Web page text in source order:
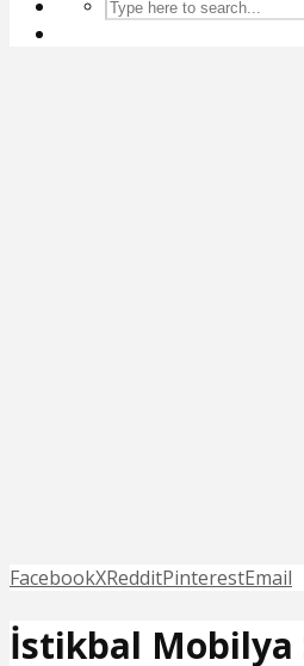
FacebookXRedditPinterestEmail
İstikbal Mobilya